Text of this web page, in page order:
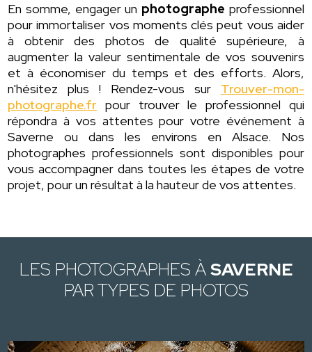
En somme, engager un photographe professionnel
pour immortaliser vos moments clés peut vous aider
à obtenir des photos de qualité supérieure, à
augmenter la valeur sentimentale de vos souvenirs
et à économiser du temps et des efforts. Alors,
n'hésitez plus ! Rendez-vous sur Trouver-mon-
photographe.fr pour trouver le professionnel qui
répondra à vos attentes pour votre événement à
Saverne ou dans les environs en Alsace. Nos
photographes professionnels sont disponibles pour
vous accompagner dans toutes les étapes de votre
projet, pour un résultat à la hauteur de vos attentes.
LES PHOTOGRAPHES ÀSAVERNE
PAR TYPES DE PHOTOS